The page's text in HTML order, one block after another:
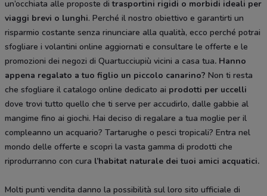
un’occhiata alle proposte ditrasportini rigidi o morbidi ideali per
viaggi brevi o lunghi. Perché il nostro obiettivo e garantirti un
risparmio costante senza rinunciare alla qualità, ecco perché potrai
sfogliare i volantini online aggiornati e consultare le offerte e le
promozioni dei negozi di Quartucciupiù vicini a casa tua. Hanno
appena regalato a tuo figlio un piccolo canarino? Non ti resta
che sfogliare il catalogo online dedicato ai prodotti per uccelli
dove trovi tutto quello che ti serve per accudirlo, dalle gabbie al
mangime fino ai giochi. Hai deciso di regalare a tua moglie per il
compleanno un acquario? Tartarughe o pesci tropicali? Entra nel
mondo delle offerte e scopri la vasta gamma di prodotti che
riprodurranno con cura l’habitat naturale dei tuoi amici acquatici.
Molti punti vendita danno la possibilità sul loro sito ufficiale di